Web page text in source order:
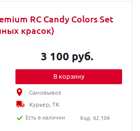
RC Candy Colors Set
красок)
3 100 руб.
В корзину
Самовывоз
Курьер, ТК
Есть в наличии
Код: 62.104